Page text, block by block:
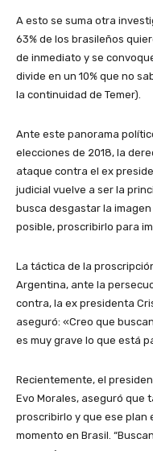
A esto se suma otra
63% de los brasileños
de inmediato y se
divide en un 10% que no
la continuidad de Temer).
Ante este panorama
elecciones de 2018, la
ataque contra el ex
judicial vuelve a ser la
busca desgastar la
posible, proscribirlo para
La táctica de la
Argentina, ante la
contra, la ex presidenta
aseguró: «Creo que
es muy grave lo que está
Recientemente, el
Evo Morales, aseguró que
proscribirlo y que ese plan
momento en Brasil.